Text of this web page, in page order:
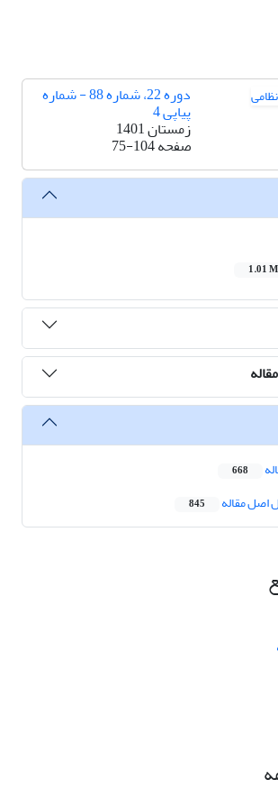
دوره 22، شماره 88 - شماره
پیاپی 4
زمستان 1401
صفحه75-104
1.01 M
668
اصل مقاله 845